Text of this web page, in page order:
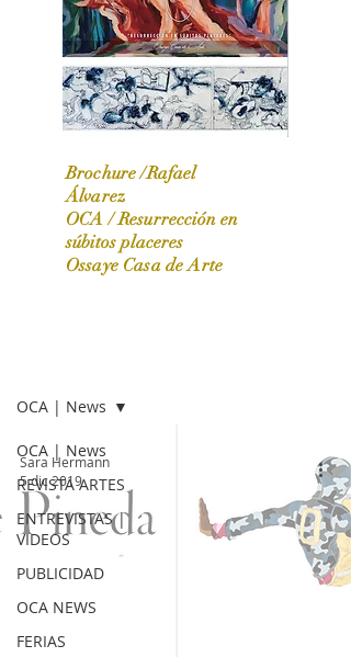
OCA|News 31 / Marzo-Abril / 2024
Brochure /Rafael
Álvarez
OCA /Resurrección en
súbitos placeres
Ossaye Casa de Arte
OCA | News
REVISTA ARTES
ENTREVISTAS |
VIDEOS
PUBLICIDAD
OCA NEWS
FERIAS
OCA | News
Sara Hermann
5 dic 2019